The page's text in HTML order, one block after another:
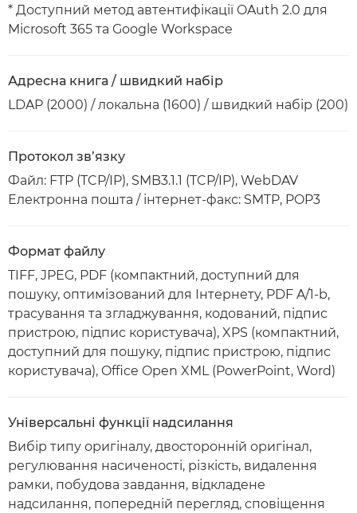
* Доступний метод автентифікації OAuth 2.0 для
Microsoft 365 та Google Workspace
Адресна книга / швидкий набір
LDAP (2000) / локальна (1600) / швидкий набір (200)
Протокол зв’язку
Файл: FTP (TCP/IP), SMB3.1.1 (TCP/IP), WebDAV
Електронна пошта / інтернет-факс: SMTP, POP3
Формат файлу
TIFF, JPEG, PDF (компактний, доступний для
пошуку, оптимізований для Інтернету, PDF A/1-b,
трасування та згладжування, кодований, підпис
пристрою, підпис користувача), XPS (компактний,
доступний для пошуку, підпис пристрою, підпис
користувача), Office Open XML (PowerPoint, Word)
Універсальні функції надсилання
Вибір типу оригіналу, двосторонній оригінал,
регулювання насиченості, різкість, видалення
рамки, побудова завдання, відкладене
надсилання, попередній перегляд, сповіщення